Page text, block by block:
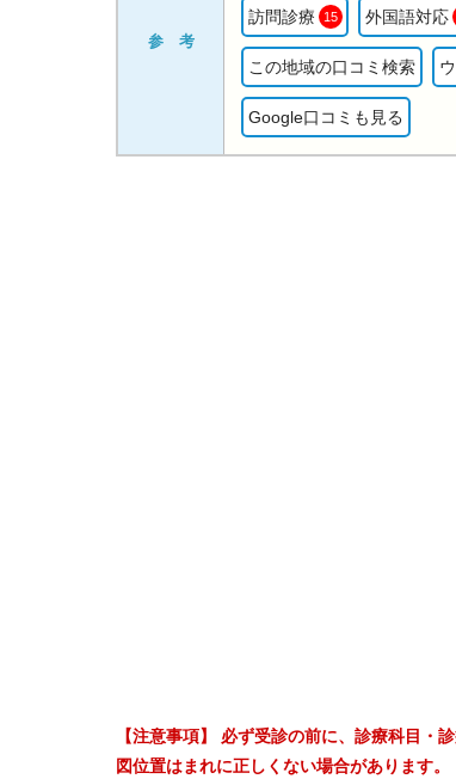
参 考
訪問診療 15 外国語対応
この地域の口コミ検索
Google口コミも見る
【注意事項】 必ず受診の前に、診療科目・
図位置はまれに正しくない場合があります。